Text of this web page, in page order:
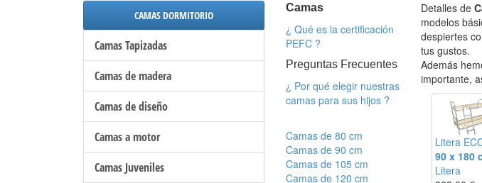
CAMAS DORMITORIO
Camas Tapizadas
Camas de madera
Camas de diseño
Camas a motor
Camas Juveniles
Camas
¿ Qué es la certificación
PEFC ?
Preguntas Frecuentes
¿ Por qué elegir nuestras
camas para sus hijos ?
Camas de 80 cm
Camas de 90 cm
Camas de 105 cm
Camas de 120 cm
Detalles de
modelos
despiertes
tus gustos.
Además
importante,
Litera
90 x 180
Litera